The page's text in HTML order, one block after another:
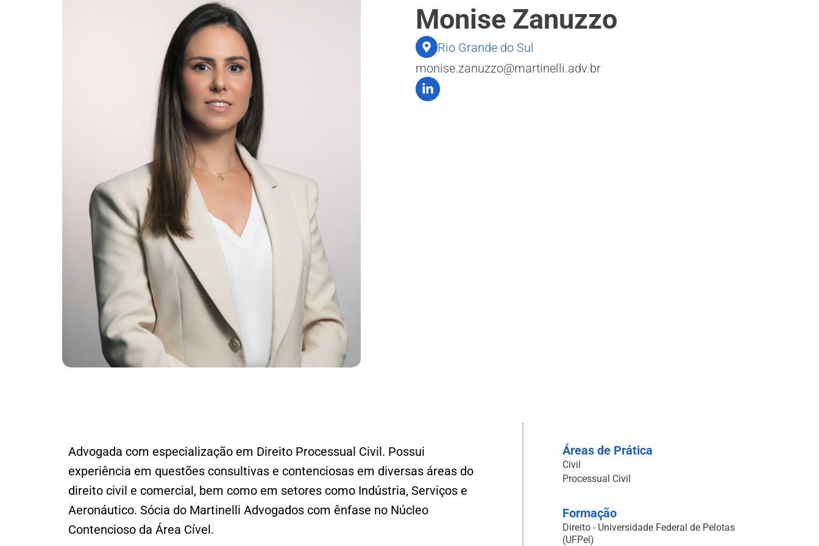
Monise Zanuzzo
Rio Grande do Sul
monise.zanuzzo@martinelli.adv.br
Advogada com especialização em Direito Processual Civil. Possui
experiência em questões consultivas e contenciosas em diversas áreas do
direito civil e comercial, bem como em setores como Indústria, Serviços e
Aeronáutico. Sócia do Martinelli Advogados com ênfase no Núcleo
Contencioso da Área Cível.
Áreas de Prática
Civil
Processual Civil
Formação
Direito - Universidade Federal de Pelotas
(UFPel)